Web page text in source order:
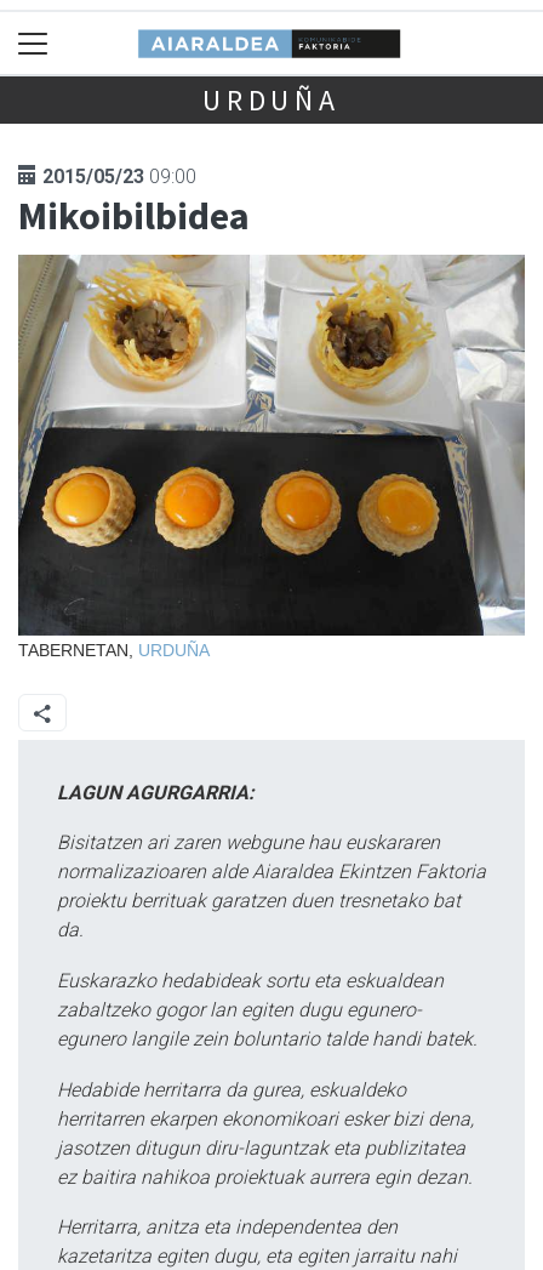
URDUÑA
2015/05/23 09:00
Mikoibilbidea
TABERNETAN, URDUÑA
LAGUN AGURGARRIA:
Bisitatzen ari zaren webgune hau euskararen
normalizazioaren alde Aiaraldea Ekintzen Faktoria
proiektu berrituak garatzen duen tresnetako bat
da.
Euskarazko hedabideak sortu eta eskualdean
zabaltzeko gogor lan egiten dugu egunero-
egunero langile zein boluntario talde handi batek.
Hedabide herritarra da gurea, eskualdeko
herritarren ekarpen ekonomikoari esker bizi dena,
jasotzen ditugun diru-laguntzak eta publizitatea
ez baitira nahikoa proiektuak aurrera egin dezan.
Herritarra, anitza eta independentea den
kazetaritza egiten dugu, eta egiten jarraitu nahi